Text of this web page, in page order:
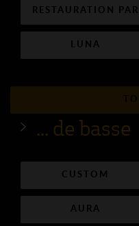
RESTAURATION PAR
LUNA
... de basse
CUSTOM
AURA